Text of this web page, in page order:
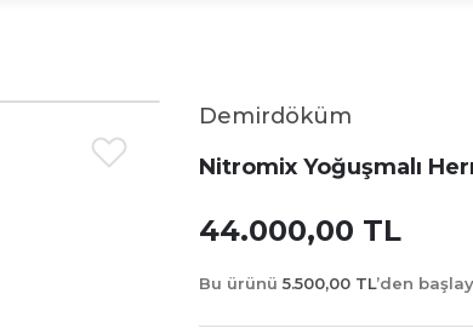
Demirdöküm
Nitromix Yoğuşmalı
44.000,00 TL
Bu ürünü 5.500,00 TL’den